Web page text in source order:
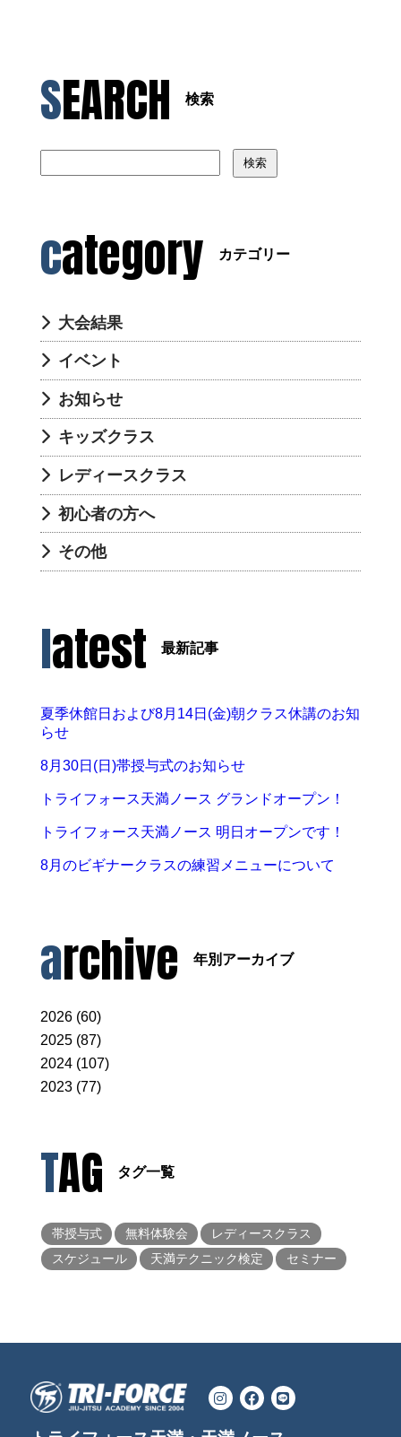
SEARCH 検索
検索
category カテゴリー
大会結果
イベント
お知らせ
キッズクラス
レディースクラス
初心者の方へ
その他
latest 最新記事
夏季休館日および8月14日(金)朝クラス休講のお知
らせ
8月30日(日)帯授与式のお知らせ
トライフォース天満ノース グランドオープン！
トライフォース天満ノース 明日オープンです！
8月のビギナークラスの練習メニューについて
archive 年別アーカイブ
2026 (60)
2025 (87)
2024 (107)
2023 (77)
TAG タグ一覧
帯授与式 無料体験会
レディースクラス
スケジュール
天満テクニック検定 セミナー